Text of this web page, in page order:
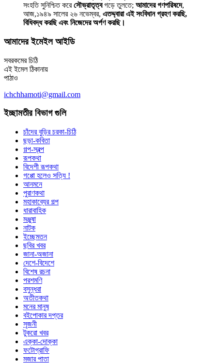
সংহতি সুনিশ্চিত করেসৌভ্রাতৃত্বগড়ে তুলতে; আমাদের গণপরিষদে,
আজ,১৯৪৯ সালের ২৬ নভেম্বর, এতদ্দ্বারা এই সংবিধান গ্রহণ করছি,
বিধিবদ্ধ করছি এবং নিজেদের অর্পণ করছি।
আমাদের ইমেইল আইডি
সবরকমের চিঠি
এই ইমেল ঠিকানায়
পাঠাও
ichchhamoti@gmail.com
ইচ্ছামতীর বিভাগ গুলি
চাঁদের বুড়ির চরকা-চিঠি
ছড়া-কবিতা
গল্প-স্বল্প
রূপকথা
বিদেশী রূপকথা
গপ্পো হলেও সত্যি !
আনমনে
পুরাণকথা
মহাকাব্যের গল্প
ধারাবাহিক
মঞ্জুষা
নাটক
ইচ্ছেমতন
ছবির খবর
জানা-অজানা
দেশে-বিদেশে
বিশেষ রচনা
পরশমণি
বসুন্ধরা
অতীতকথা
মনের মানুষ
বইপোকার দপ্তর
সৃজনী
টুকরো খবর
এক্কা-দোক্কা
ফটোগ্রাফি
মজার পাতা